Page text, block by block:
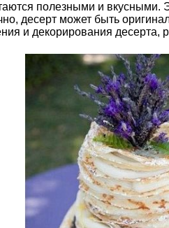
полезными и
десерт может быть
и декорирования десерта,